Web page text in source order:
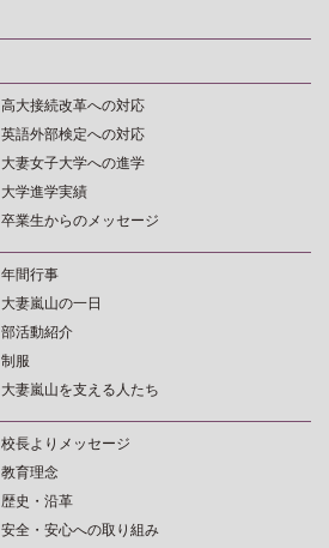
高大接続改革への対応
英語外部検定への対応
大妻女子大学への進学
大学進学実績
卒業生からのメッセージ
年間行事
大妻嵐山の一日
部活動紹介
制服
大妻嵐山を支える人たち
校長よりメッセージ
教育理念
歴史・沿革
安全・安心への取り組み